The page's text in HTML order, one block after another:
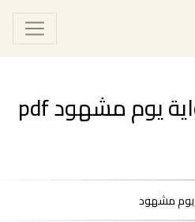
تحميل وقراءة رواية يوم مشهود pdf
يوم مشهود